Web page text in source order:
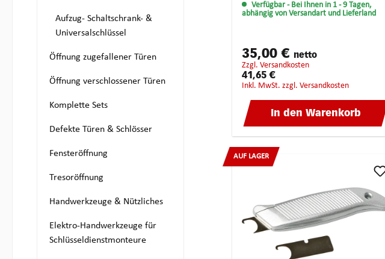
Aufzug- Schaltschrank- &
Universalschlüssel
Öffnung zugefallener Türen
Öffnung verschlossener Türen
Komplette Sets
Defekte Türen & Schlösser
Fensteröffnung
Tresoröffnung
Handwerkzeuge & Nützliches
Elektro-Handwerkzeuge für
Schlüsseldienstmonteure
gearbeitete Pinning Block besteht aus
Ahornholz und hat Platz für fünf
Maße ca.: 11,5 x 12,7 x 2,0 cm.
Verfügbar - Bei Ihnen in 1 - 9 Tagen,
abhängig von Versandart und Lieferland
35,00 € netto
zzgl. Versandkosten
41,65 €
inkl. MwSt. zzgl. Versandkosten
In den Warenkorb
AUF LAGER